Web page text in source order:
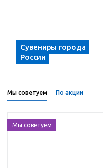
Сувениры города
России
Мы советуем По акции
Мы советуем